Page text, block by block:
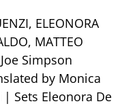
ELEONORA
MATTEO
Simpson
by Monica
Sets Eleonora De